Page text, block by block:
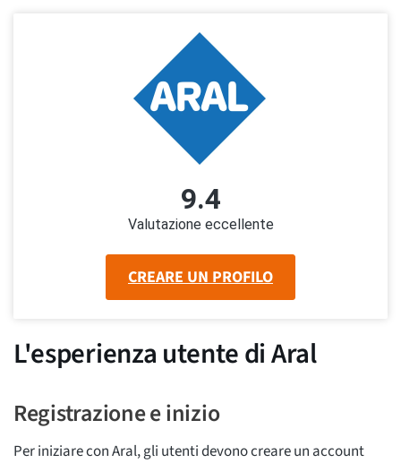
9.4
Valutazione eccellente
CREARE UN PROFILO
L'esperienza utente di Aral
Registrazione e inizio
Per iniziare con Aral, gli utenti devono creare un account